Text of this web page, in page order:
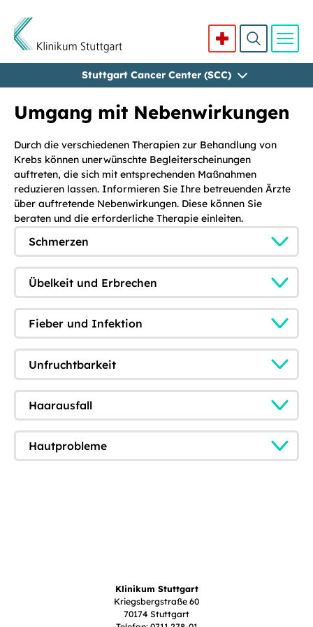
Stuttgart Cancer Center (SCC)
Umgang mit Nebenwirkungen
Durch die verschiedenen Therapien zur Behandlung von
Krebs können unerwünschte Begleiterscheinungen
auftreten, die sich mit entsprechenden Maßnahmen
reduzieren lassen. Informieren Sie Ihre betreuenden Ärzte
über auftretende Nebenwirkungen. Diese können Sie
beraten und die erforderliche Therapie einleiten.
Schmerzen
Übelkeit und Erbrechen
Fieber und Infektion
Unfruchtbarkeit
Haarausfall
Hautprobleme
Klinikum Stuttgart
Kriegsbergstraße 60
70174 Stuttgart